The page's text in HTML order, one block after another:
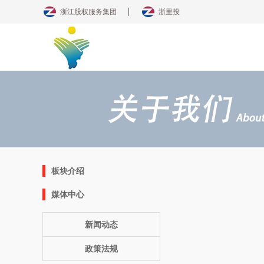
浙江股权服务集团 浙里投
板块介绍
媒体中心
新闻动态
政策法规